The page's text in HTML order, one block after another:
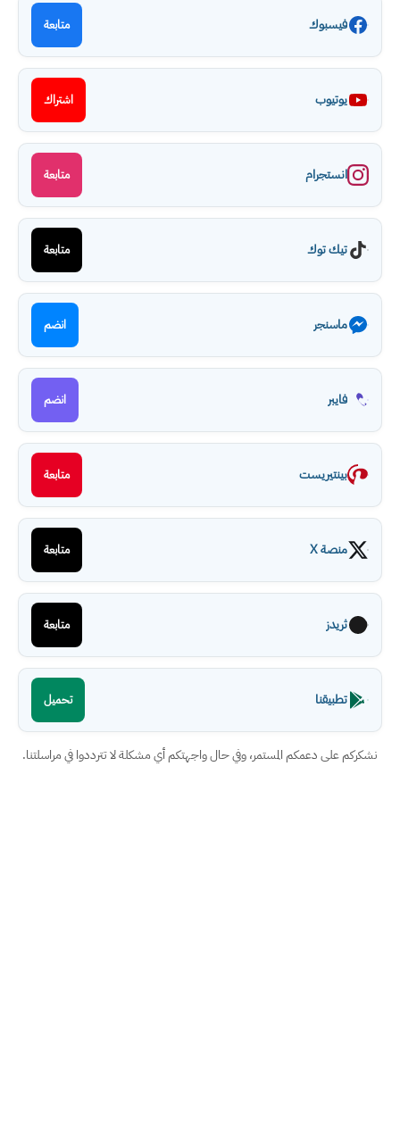
فيسبوك متابعة
يوتيوب اشتراك
انستجرام متابعة
تيك توك متابعة
ماسنجر انضم
فايبر انضم
بينتيريست متابعة
منصة X متابعة
ثريدز متابعة
تطبيقنا تحميل
نشكركم على دعمكم المستمر، وفي حال واجهتكم أي مشكلة لا تترددوا في مراسلتنا.